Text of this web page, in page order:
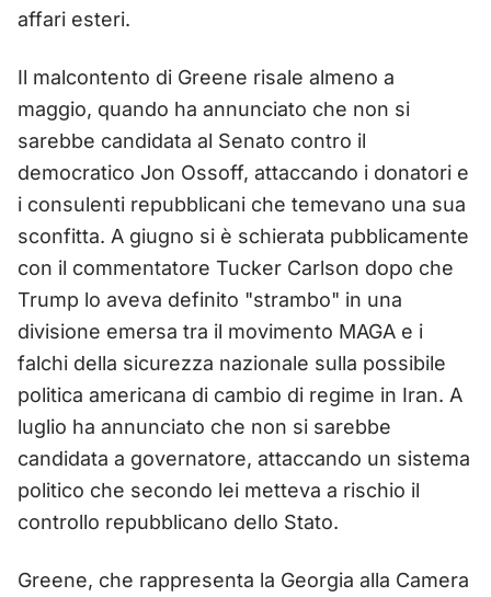
affari esteri.
Il malcontento di Greene risale almeno a
maggio, quando ha annunciato che non si
sarebbe candidata al Senato contro il
democratico Jon Ossoff, attaccando i donatori e
i consulenti repubblicani che temevano una sua
sconfitta. A giugno si è schierata pubblicamente
con il commentatore Tucker Carlson dopo che
Trump lo aveva definito "strambo" in una
divisione emersa tra il movimento MAGA e i
falchi della sicurezza nazionale sulla possibile
politica americana di cambio di regime in Iran. A
luglio ha annunciato che non si sarebbe
candidata a governatore, attaccando un sistema
politico che secondo lei metteva a rischio il
controllo repubblicano dello Stato.
Greene, che rappresenta la Georgia alla Camera